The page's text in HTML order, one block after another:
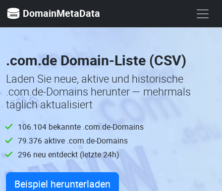
DomainMetaData
.com.de Domain-Liste (CSV)
Laden Sie neue, aktive und historische
.com.de-Domains herunter — mehrmals
täglich aktualisiert
106.104 bekannte .com.de-Domains
79.376 aktive .com.de-Domains
296 neu entdeckt (letzte 24h)
Beispiel herunterladen